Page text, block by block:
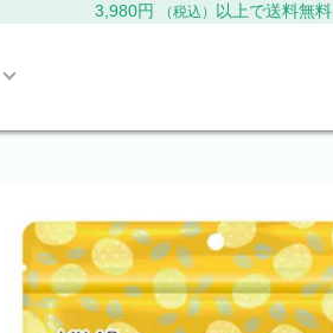
3,980円 （税込） 以上で送料無料